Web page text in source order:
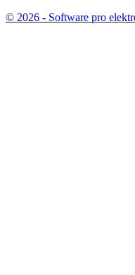
© 2026 - Software pro